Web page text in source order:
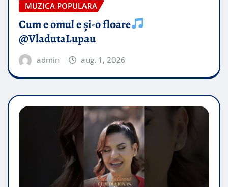
MUZICA POPULARA
Cum e omul e și-o floare
@VladutaLupau
admin aug. 1, 2026